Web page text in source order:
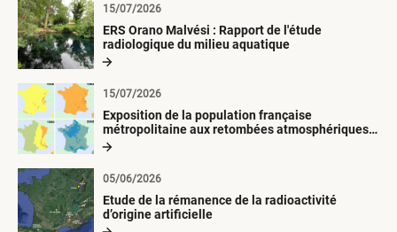
ERS Orano Malvési : Rapport de l'étude
radiologique du milieu aquatique
15/07/2026
Exposition de la population française
métropolitaine aux retombées atmosphériques
radioactives depuis 1945
15/07/2026
Etude de la rémanence de la radioactivité
d’origine artificielle
05/06/2026